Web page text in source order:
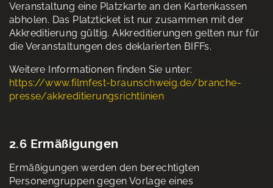
Veranstaltung eine Platzkarte an den Kartenkassen
abholen. Das Platzticket ist nur zusammen mit der
Akkreditierung gültig. Akkreditierungen gelten nur für
die Veranstaltungen des deklarierten BIFFs.
Weitere Informationen finden Sie unter:
https://www.filmfest-braunschweig.de/branche-
presse/akkreditierungsrichtlinien
2.6 Ermäßigungen
Ermäßigungen werden den berechtigten
Personengruppen gegen Vorlage eines